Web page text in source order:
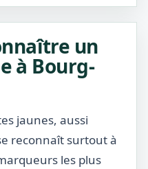
un
à Bourg-
jaunes, aussi
reconnaît surtout à
les plus